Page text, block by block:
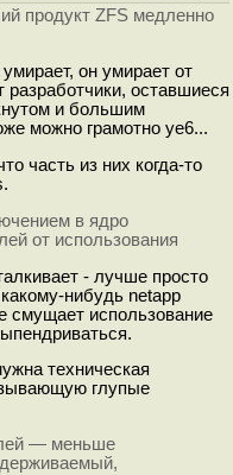
продукт ZFS медленно
он умирает от
разработчики, оставшиеся
и большим
можно грамотно уе6...
часть из них когда-то
в ядро
от использования
- лучше просто
нибудь netapp
смущает использование
техническая
глупые
— меньше